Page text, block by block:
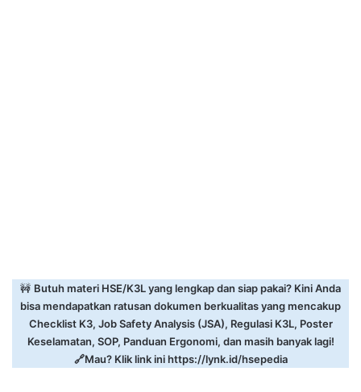
🚧 Butuh materi HSE/K3L yang lengkap dan siap pakai? Kini Anda
bisa mendapatkan ratusan dokumen berkualitas yang mencakup
Checklist K3, Job Safety Analysis (JSA), Regulasi K3L, Poster
Keselamatan, SOP, Panduan Ergonomi, dan masih banyak lagi!
🔗Mau? Klik link inihttps://lynk.id/hsepedia